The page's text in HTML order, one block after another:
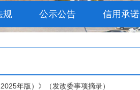
规 公示公告 信用承诺
年版）》（发改委事项摘录）